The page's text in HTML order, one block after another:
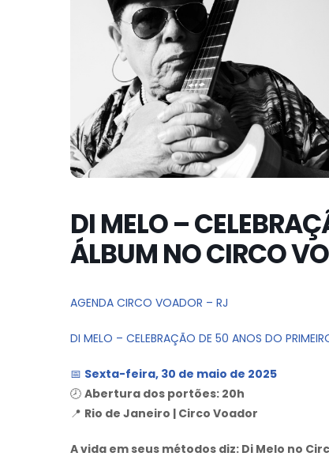
DI MELO –
ÁLBUM NO CIRCO
AGENDA CIRCO VOADOR – RJ
DI MELO – CELEBRAÇÃO DE 50 ANOS DO
📅 Sexta-feira, 30 de maio de 2025
🕗 Abertura dos portões: 20h
📍 Rio de Janeiro | Circo Voador
A vida em seus métodos diz: Di Melo no